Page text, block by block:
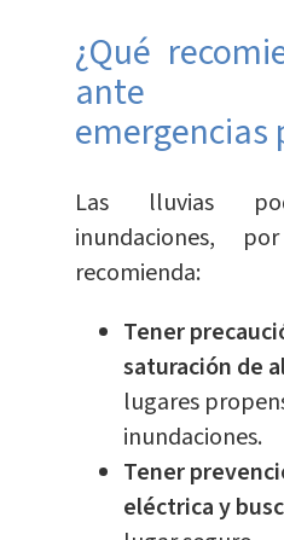
¿Qué
ante
emergencias
Las lluvias
inundaciones,
recomienda:
Tener
saturación de
lugares
inundaciones.
Tener
eléctrica y